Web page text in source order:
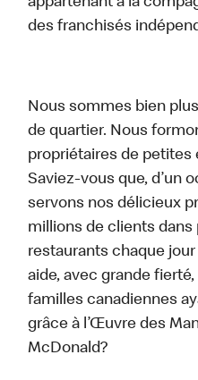
des franchisés
Nous sommes bien
de quartier. Nous
propriétaires de petites
Saviez-vous que, d’un
servons nos délicieux
millions de clients dans
restaurants chaque
aide, avec grande
familles canadiennes
grâce à l’Œuvre des
McDonald?